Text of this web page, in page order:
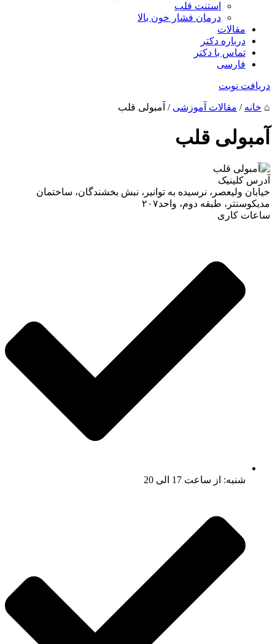
استنت قلب
درمان فشار خون بالا
مقالات
درباره دکتر
تماس با دکتر
فارسی
دریافت نوبت
⌂ خانه / مقالات آموزشی / آمبولی قلب
آمبولی قلب
آدرس کلینیک
خیابان ولیعصر، نرسیده به توانیر، نبش بخشندگان، ساختمان
مدیکوسنتر، طبقه دوم، واحد۲۰۷
ساعات کاری
شنبه: از ساعت 17 الی 20